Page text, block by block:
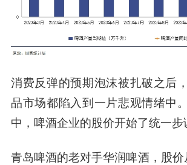
消费反弹的预期泡沫被扎破之后
品市场都陷入到一片悲观情绪中
中，啤酒企业的股价开始了统一步
青岛啤酒的老对手华润啤酒，股价